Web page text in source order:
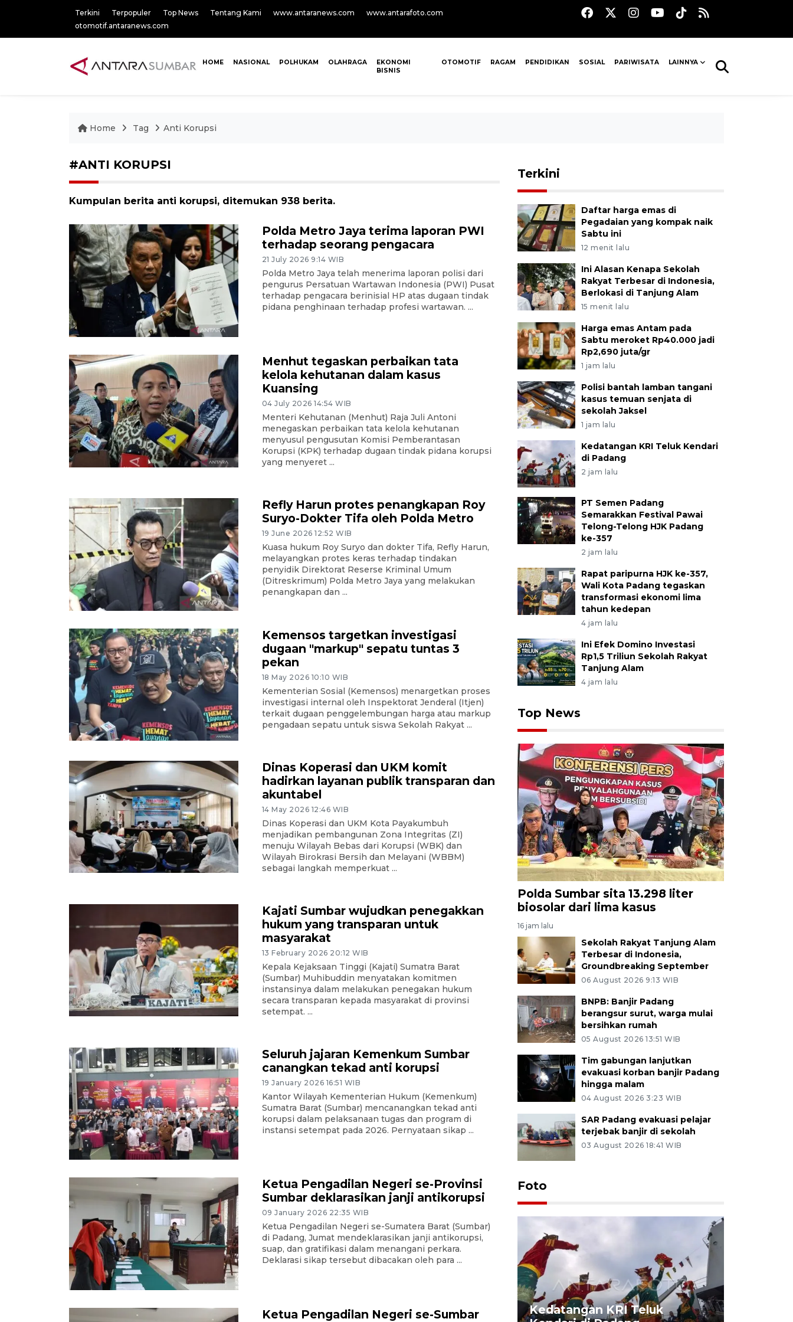
Terkini Terpopuler Top News Tentang Kami www.antaranews.com
www.antarafoto.com
otomotif.antaranews.com
HOME NASIONAL POLHUKAM OLAHRAGA
EKONOMI
BISNIS
OTOMOTIF RAGAM PENDIDIKAN SOSIAL PARIWISATA LAINNYA
Home Tag Anti Korupsi
#ANTI KORUPSI
Kumpulan berita anti korupsi, ditemukan 938 berita.
Polda Metro Jaya terima laporan PWI
terhadap seorang pengacara
21 July 2026 9:14 WIB
Polda Metro Jaya telah menerima laporan polisi dari
pengurus Persatuan Wartawan Indonesia (PWI) Pusat
terhadap pengacara berinisial HP atas dugaan tindak
pidana penghinaan terhadap profesi wartawan. ...
Menhut tegaskan perbaikan tata
kelola kehutanan dalam kasus
Kuansing
04 July 2026 14:54 WIB
Menteri Kehutanan (Menhut) Raja Juli Antoni
menegaskan perbaikan tata kelola kehutanan
menyusul pengusutan Komisi Pemberantasan
Korupsi (KPK) terhadap dugaan tindak pidana korupsi
yang menyeret ...
Refly Harun protes penangkapan Roy
Suryo-Dokter Tifa oleh Polda Metro
19 June 2026 12:52 WIB
Kuasa hukum Roy Suryo dan dokter Tifa, Refly Harun,
melayangkan protes keras terhadap tindakan
penyidik Direktorat Reserse Kriminal Umum
(Ditreskrimum) Polda Metro Jaya yang melakukan
penangkapan dan ...
Kemensos targetkan investigasi
dugaan "markup" sepatu tuntas 3
pekan
18 May 2026 10:10 WIB
Kementerian Sosial (Kemensos) menargetkan proses
investigasi internal oleh Inspektorat Jenderal (Itjen)
terkait dugaan penggelembungan harga atau markup
pengadaan sepatu untuk siswa Sekolah Rakyat ...
Dinas Koperasi dan UKM komit
hadirkan layanan publik transparan dan
akuntabel
14 May 2026 12:46 WIB
Dinas Koperasi dan UKM Kota Payakumbuh
menjadikan pembangunan Zona Integritas (ZI)
menuju Wilayah Bebas dari Korupsi (WBK) dan
Wilayah Birokrasi Bersih dan Melayani (WBBM)
sebagai langkah memperkuat ...
Kajati Sumbar wujudkan penegakkan
hukum yang transparan untuk
masyarakat
13 February 2026 20:12 WIB
Kepala Kejaksaan Tinggi (Kajati) Sumatra Barat
(Sumbar) Muhibuddin menyatakan komitmen
instansinya dalam melakukan penegakan hukum
secara transparan kepada masyarakat di provinsi
setempat. ...
Seluruh jajaran Kemenkum Sumbar
canangkan tekad anti korupsi
19 January 2026 16:51 WIB
Kantor Wilayah Kementerian Hukum (Kemenkum)
Sumatra Barat (Sumbar) mencanangkan tekad anti
korupsi dalam pelaksanaan tugas dan program di
instansi setempat pada 2026. Pernyataan sikap ...
Ketua Pengadilan Negeri se-Provinsi
Sumbar deklarasikan janji antikorupsi
09 January 2026 22:35 WIB
Ketua Pengadilan Negeri se-Sumatera Barat (Sumbar)
di Padang, Jumat mendeklarasikan janji antikorupsi,
suap, dan gratifikasi dalam menangani perkara.
Deklarasi sikap tersebut dibacakan oleh para ...
Ketua Pengadilan Negeri se-Sumbar
Terkini
Daftar harga emas di
Pegadaian yang kompak naik
Sabtu ini
12 menit lalu
Ini Alasan Kenapa Sekolah
Rakyat Terbesar di Indonesia,
Berlokasi di Tanjung Alam
15 menit lalu
Harga emas Antam pada
Sabtu meroket Rp40.000 jadi
Rp2,690 juta/gr
1 jam lalu
Polisi bantah lamban tangani
kasus temuan senjata di
sekolah Jaksel
1 jam lalu
Kedatangan KRI Teluk Kendari
di Padang
2 jam lalu
PT Semen Padang
Semarakkan Festival Pawai
Telong-Telong HJK Padang
ke-357
2 jam lalu
Rapat paripurna HJK ke-357,
Wali Kota Padang tegaskan
transformasi ekonomi lima
tahun kedepan
4 jam lalu
Ini Efek Domino Investasi
Rp1,5 Triliun Sekolah Rakyat
Tanjung Alam
4 jam lalu
Top News
Polda Sumbar sita 13.298 liter
biosolar dari lima kasus
16 jam lalu
Sekolah Rakyat Tanjung Alam
Terbesar di Indonesia,
Groundbreaking September
06 August 2026 9:13 WIB
BNPB: Banjir Padang
berangsur surut, warga mulai
bersihkan rumah
05 August 2026 13:51 WIB
Tim gabungan lanjutkan
evakuasi korban banjir Padang
hingga malam
04 August 2026 3:23 WIB
SAR Padang evakuasi pelajar
terjebak banjir di sekolah
03 August 2026 18:41 WIB
Foto
Penggantian konstruksi jalan
Kedatangan KRI Teluk